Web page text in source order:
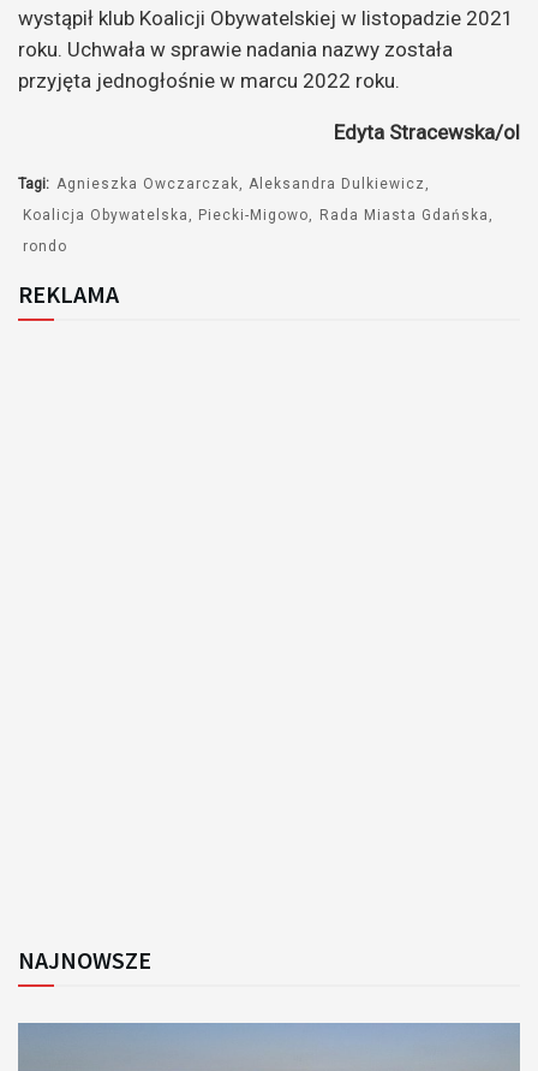
wystąpił klub Koalicji Obywatelskiej w listopadzie 2021
roku. Uchwała w sprawie nadania nazwy została
przyjęta jednogłośnie w marcu 2022 roku.
Edyta Stracewska/ol
Tagi: Agnieszka Owczarczak
Aleksandra Dulkiewicz
Koalicja Obywatelska
Piecki-Migowo
Rada Miasta Gdańska
rondo
REKLAMA
NAJNOWSZE